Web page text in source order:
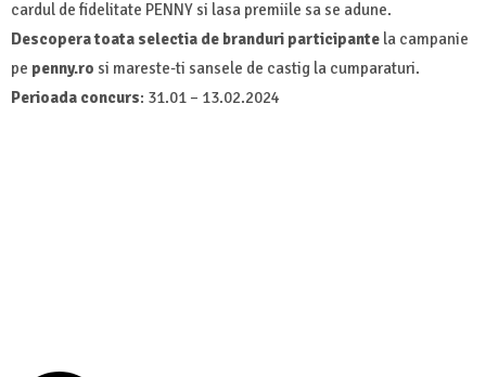
cardul de fidelitate PENNY si lasa premiile sa se adune.
Descopera toata selectia de branduri participante la campanie
pe penny.ro si mareste-ti sansele de castig la cumparaturi.
Perioada concurs: 31.01 – 13.02.2024